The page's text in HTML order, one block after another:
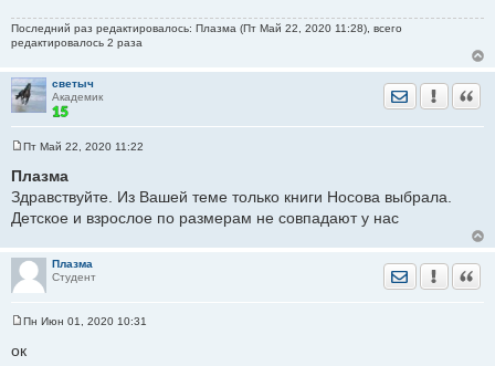
Последний раз редактировалось: Плазма (Пт Май 22, 2020 11:28), всего
редактировалось 2 раза
светыч
Академик
Отправить
о
б
щ
е
и
е
Пт Май 22, 2020 11:22
Плазма
Здравствуйте. Из Вашей теме только книги Носова выбрала.
Детское и взрослое по размерам не совпадают у нас
Плазма
Студент
Отправить
о
Пн Июн 01, 2020 10:31
ок